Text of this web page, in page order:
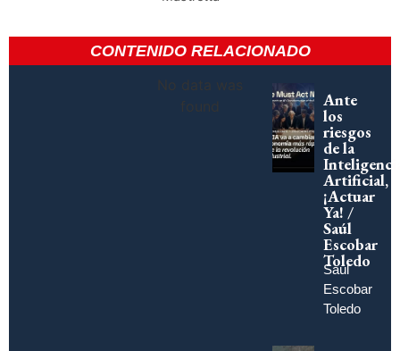
CONTENIDO RELACIONADO
No data was
found
Ante
los
riesgos
de la
Artificial,
¡Actuar
Ya! /
Saúl
Escobar
Toledo
Saúl
Escobar
Toledo